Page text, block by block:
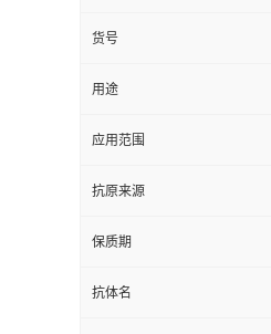
货号
用途
应用范围
抗原来源
保质期
抗体名